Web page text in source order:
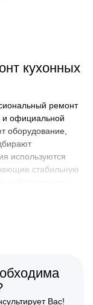
кухонных
ремонт
и официальной
оборудование,
используются
стабильную
и
пр., 37.
в домах и
Вас!